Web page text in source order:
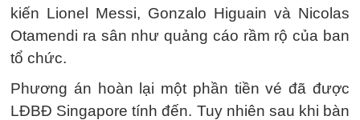
kiến Lionel Messi, Gonzalo Higuain và Nicolas
Otamendi ra sân như quảng cáo rầm rộ của ban
tổ chức.
Phương án hoàn lại một phần tiền vé đã được
LĐBĐ Singapore tính đến. Tuy nhiên sau khi bàn